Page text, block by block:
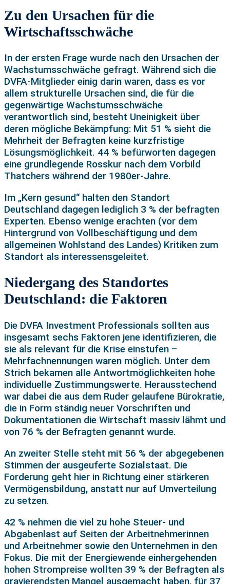
Zu den Ursachen für die
Wirtschaftsschwäche
In der ersten Frage wurde nach den Ursachen der
Wachstumsschwäche gefragt. Während sich die
DVFA-Mitglieder einig darin waren, dass es vor
allem strukturelle Ursachen sind, die für die
gegenwärtige Wachstumsschwäche
verantwortlich sind, besteht Uneinigkeit über
deren mögliche Bekämpfung: Mit 51 % sieht die
Mehrheit der Befragten keine kurzfristige
Lösungsmöglichkeit. 44 % befürworten dagegen
eine grundlegende Rosskur nach dem Vorbild
Thatchers während der 1980er-Jahre.
Im „Kern gesund“ halten den Standort
Deutschland dagegen lediglich 3 % der befragten
Experten. Ebenso wenige erachten (vor dem
Hintergrund von Vollbeschäftigung und dem
allgemeinen Wohlstand des Landes) Kritiken zum
Standort als interessensgeleitet.
Niedergang des Standortes
Deutschland: die Faktoren
Die DVFA Investment Professionals sollten aus
insgesamt sechs Faktoren jene identifizieren, die
sie als relevant für die Krise einstufen –
Mehrfachnennungen waren möglich. Unter dem
Strich bekamen alle Antwortmöglichkeiten hohe
individuelle Zustimmungswerte. Herausstechend
war dabei die aus dem Ruder gelaufene Bürokratie,
die in Form ständig neuer Vorschriften und
Dokumentationen die Wirtschaft massiv lähmt und
von 76 % der Befragten genannt wurde.
An zweiter Stelle steht mit 56 % der abgegebenen
Stimmen der ausgeuferte Sozialstaat. Die
Forderung geht hier in Richtung einer stärkeren
Vermögensbildung, anstatt nur auf Umverteilung
zu setzen.
42 % nehmen die viel zu hohe Steuer- und
Abgabenlast auf Seiten der Arbeitnehmerinnen
und Arbeitnehmer sowie den Unternehmen in den
Fokus. Die mit der Energiewende einhergehenden
hohen Strompreise wollten 39 % der Befragten als
gravierendsten Mangel ausgemacht haben, für 37